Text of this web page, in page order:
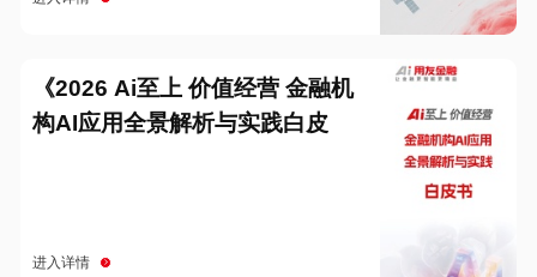
《2026 Ai至上 价值经营 金融机
构AI应用全景解析与实践白皮
进入详情